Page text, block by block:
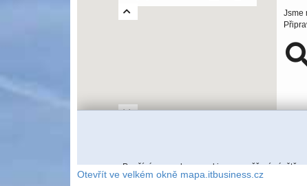
Otevřít ve velkém okně mapa.itbusiness.cz